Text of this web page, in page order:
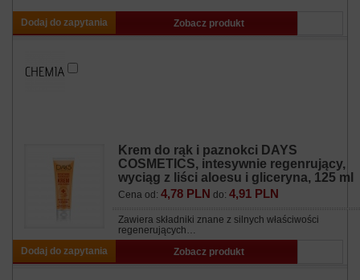
Dodaj do zapytania Zobacz produkt
Krem do rąk i paznokci DAYS
COSMETICS, intesywnie regenrujący,
wyciąg z liści aloesu i gliceryna, 125 ml
Cena od: 4,78 PLN do: 4,91 PLN
Zawiera składniki znane z silnych właściwości
regenerujących…
Dodaj do zapytania
Zobacz produkt